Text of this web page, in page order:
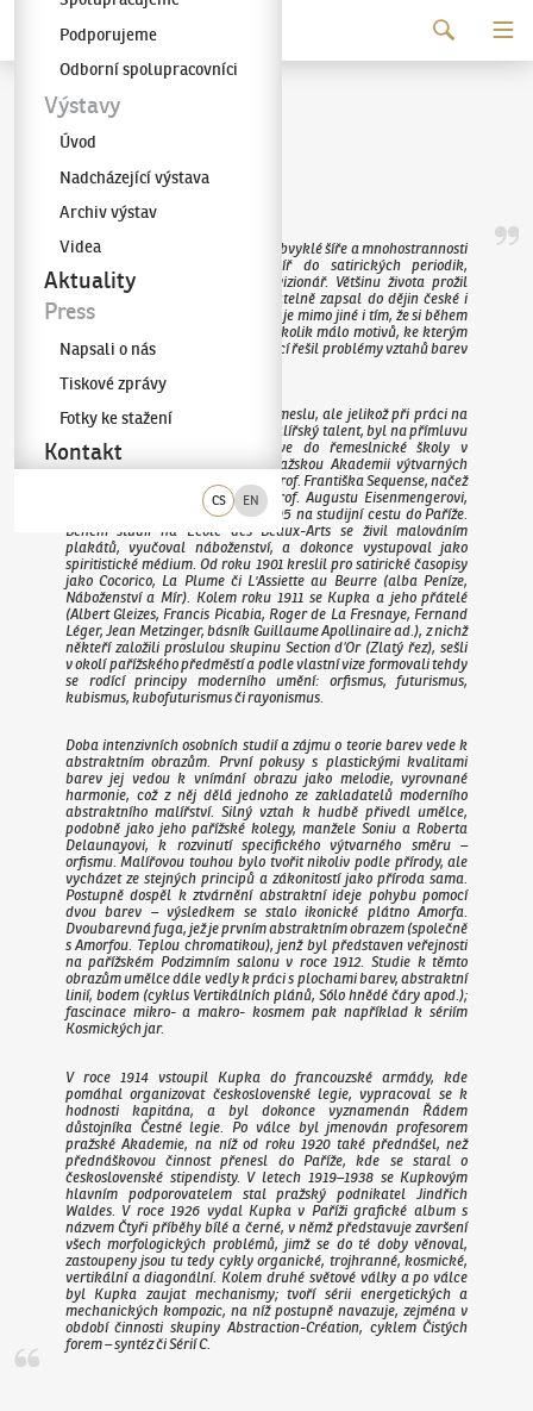
Galerie KODL
CS EN
Podporujeme
Odborní spolupracovníci
Výstavy
Úvod
Nadcházející výstava
Archiv výstav
Videa
Aktuality
Press
Napsali o nás
Tiskové zprávy
Fotky ke stažení
Kontakt
František Kupka
(1871–1957)
František Kupka byl postavou neobvyklé šíře a mnohostrannosti
– geniální malíř, grafik, kreslíř do satirických periodik,
ilustrátor, intelektuál, filozof a vizionář. Většinu života prožil
v Paříži a svým dílem se nesmazatelně zapsal do dějin české i
světové výtvarné tvorby. Ojedinělý je mimo jiné i tím, že si během
své umělecké kariéry zvolil jen několik málo motivů, ke kterým
se neustále vracel a s jejichž pomocí řešil problémy vztahů barev
V mládí se vyučil sedlářskému řemeslu, ale jelikož při práci na
vývěsních štítech projevil velký malířský talent, byl na přímluvu
rodinného přítele poslán nejprve do řemeslnické školy v
Jaroměři (1886) a posléze na pražskou Akademii výtvarných
umění (1887–1891). Vystudoval u prof. Františka Sequense, načež
odešel do Vídně (1891–1895) k prof. Augustu Eisenmengerovi,
odkud se nakonec vydal roku 1895 na studijní cestu do Paříže.
Během studií na École des Beaux-Arts se živil malováním
plakátů, vyučoval náboženství, a dokonce vystupoval jako
spiritistické médium. Od roku 1901 kreslil pro satirické časopisy
jako Cocorico, La Plume či L'Assiette au Beurre (alba Peníze,
Náboženstvía Mír). Kolem roku 1911 se Kupka a jeho přátelé
(Albert Gleizes, Francis Picabia, Roger de La Fresnaye, Fernand
Léger, Jean Metzinger, básník Guillaume Apollinaire ad.), z nichž
někteří založili proslulou skupinu Section d’Or(Zlatý řez), sešli
v okolí pařížského předměstí a podle vlastní vize formovali tehdy
se rodící principy moderního umění: orfismus, futurismus,
kubismus, kubofuturismus či rayonismus.
Doba intenzivních osobních studií a zájmu o teorie barev vede k
abstraktním obrazům. První pokusy s plastickými kvalitami
barev jej vedou k vnímání obrazu jako melodie, vyrovnané
harmonie, což z něj dělá jednoho ze zakladatelů moderního
abstraktního malířství. Silný vztah k hudbě přivedl umělce,
podobně jako jeho pařížské kolegy, manžele Soniu a Roberta
Delaunayovi, k rozvinutí specifického výtvarného směru –
orfismu. Malířovou touhou bylo tvořit nikoliv podle přírody, ale
vycházet ze stejných principů a zákonitostí jako příroda sama.
Postupně dospěl k ztvárnění abstraktní ideje pohybu pomocí
dvou barev – výsledkem se stalo ikonické plátnoAmorfa.
Dvoubarevná fuga, jež je prvním abstraktním obrazem (společně
sAmorfou. Teplou chromatikou), jenž byl představen veřejnosti
na pařížském Podzimním salonu v roce 1912. Studie k těmto
obrazům umělce dále vedly k práci s plochami barev, abstraktní
linií, bodem (cyklus Vertikálních plánů, Sólo hnědé čáry apod.);
fascinace mikro- a makro- kosmem pak například k sériím
Kosmických jar.
V roce 1914 vstoupil Kupka do francouzské armády, kde
pomáhal organizovat československé legie, vypracoval se k
hodnosti kapitána, a byl dokonce vyznamenán Řádem
důstojníka Čestné legie. Po válce byl jmenován profesorem
pražské Akademie, na níž od roku 1920 také přednášel, než
přednáškovou činnost přenesl do Paříže, kde se staral o
československé stipendisty. V letech 1919–1938 se Kupkovým
hlavním podporovatelem stal pražský podnikatel Jindřich
Waldes. V roce 1926 vydal Kupka v Paříži grafické album s
názvem Čtyři příběhy bílé a černé, v němž představuje završení
všech morfologických problémů, jimž se do té doby věnoval,
zastoupeny jsou tu tedy cykly organické, trojhranné, kosmické,
vertikální a diagonální. Kolem druhé světové války a po válce
byl Kupka zaujat mechanismy; tvoří sérii energetických a
mechanických kompozic, na níž postupně navazuje, zejména v
období činnosti skupiny Abstraction-Création, cyklemČistých
forem – syntézčiSérií C.